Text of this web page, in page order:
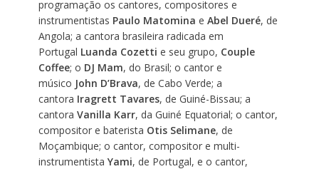
programação os cantores, compositores e
instrumentistas Paulo Matomina e Abel Dueré, de
Angola; a cantora brasileira radicada em
Portugal Luanda Cozetti e seu grupo, Couple
Coffee; o DJ Mam, do Brasil; o cantor e
músico John D’Brava, de Cabo Verde; a
cantora Iragrett Tavares, de Guiné-Bissau; a
cantora Vanilla Karr, da Guiné Equatorial; o cantor,
compositor e baterista Otis Selimane, de
Moçambique; o cantor, compositor e multi-
instrumentista Yami, de Portugal, e o cantor,